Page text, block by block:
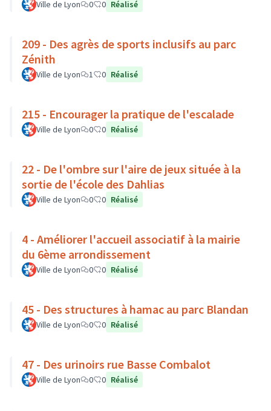
Ville de Lyon 0 0 Réalisé
209 - Des agrès de sports inclusifs au parc
Zénith
Ville de Lyon 1 0 Réalisé
215 - Encourager la pratique de l'escalade
Ville de Lyon 0 0 Réalisé
22 - De l'ombre sur l'aire de jeux située à la
sortie de l'école des Dahlias
Ville de Lyon 0 0 Réalisé
4 - Améliorer l'accueil associatif à la mairie
du 6ème arrondissement
Ville de Lyon 0 0 Réalisé
45 - Des structures à hamac au parc Blandan
Ville de Lyon 0 0 Réalisé
47 - Des urinoirs rue Basse Combalot
Ville de Lyon 0 0 Réalisé